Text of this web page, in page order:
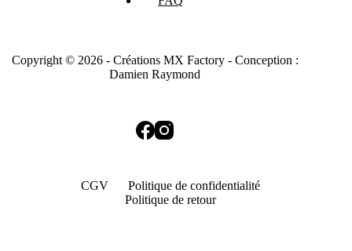
Copyright © 2026 - Créations MX Factory - Conception :
Damien Raymond
CGV
Politique de confidentialité
Politique de retour